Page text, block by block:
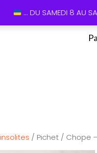
/ Pichet / Chope
... DU SAMEDI 8 AU